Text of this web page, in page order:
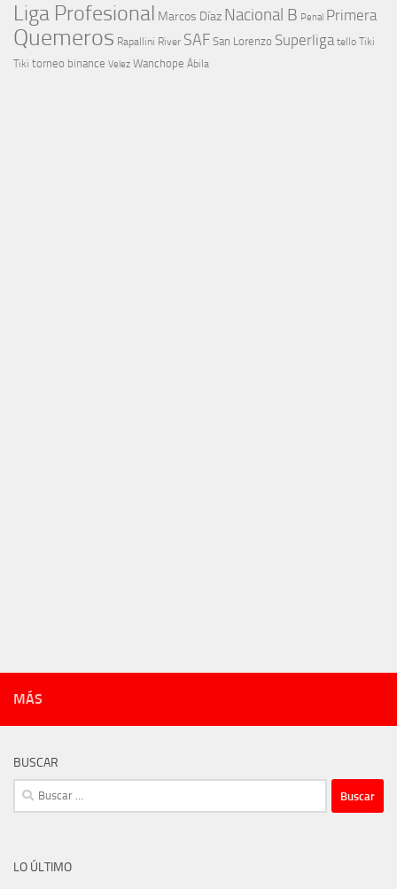
Liga Profesional Marcos Díaz Nacional B Penal Primera
Quemeros Rapallini River SAF San Lorenzo Superliga tello Tiki
Tiki torneo binance Velez Wanchope Ábila
MÁS
BUSCAR
Buscar:
LO ÚLTIMO